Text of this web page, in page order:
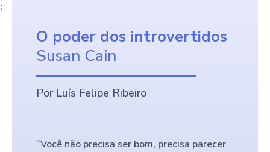
:
O poder dos introvertidos
Susan Cain
Por Luís Felipe Ribeiro
“Você não precisa ser bom, precisa parecer